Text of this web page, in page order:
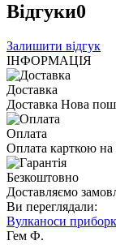
Відгуки0
Залишити відгук
ІНФОРМАЦІЯ
Доставка
Доставка Нова
Оплата
Оплата карткою на
Безкоштовно
Доставляємо
Ви переглядали:
Вулканоси
Гем Ф.